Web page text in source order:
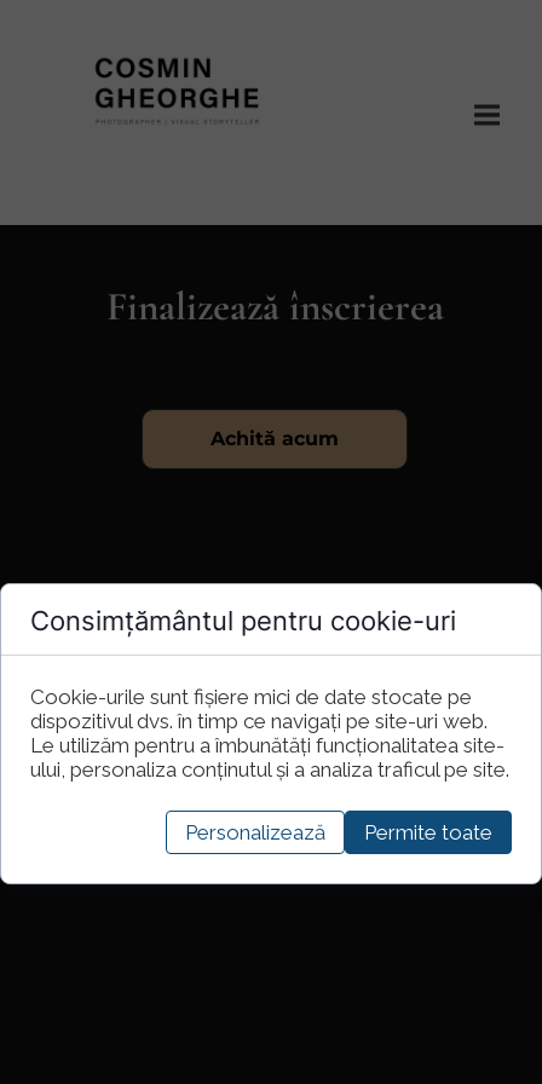
Achită acum
Finalizează înscrierea
Consimțământul pentru cookie-uri
Cookie-urile sunt fișiere mici de date stocate pe
dispozitivul dvs. în timp ce navigați pe site-uri web.
Le utilizăm pentru a îmbunătăți funcționalitatea site-
ului, personaliza conținutul și a analiza traficul pe site.
Personalizează Permite toate